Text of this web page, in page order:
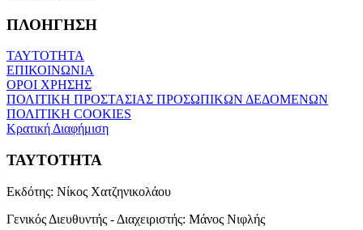
ΠΛΟΗΓΗΣΗ
ΤΑΥΤΟΤΗΤΑ
ΕΠΙΚΟΙΝΩΝΙΑ
ΟΡΟΙ ΧΡΗΣΗΣ
ΠΟΛΙΤΙΚΗ ΠΡΟΣΤΑΣΙΑΣ ΠΡΟΣΩΠΙΚΩΝ ΔΕΔΟΜΕΝΩΝ
ΠΟΛΙΤΙΚΗ COOKIES
Κρατική Διαφήμιση
ΤΑΥΤΟΤΗΤΑ
Εκδότης: Νίκος Χατζηνικολάου
Γενικός Διευθυντής - Διαχειριστής: Μάνος Νιφλής